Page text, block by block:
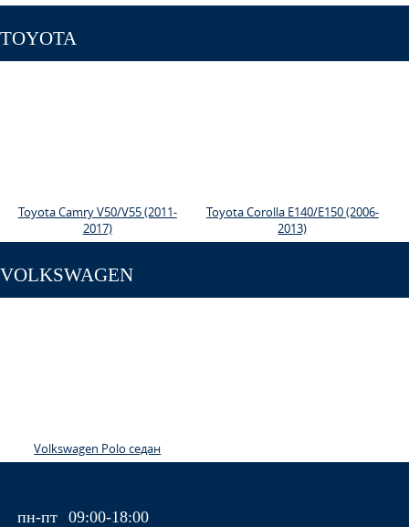
TOYOTA
Toyota Camry V50/V55 (2011-
2017)
Toyota Corolla E140/E150 (2006-
2013)
VOLKSWAGEN
Volkswagen Polo седан
пн-пт 09:00-18:00